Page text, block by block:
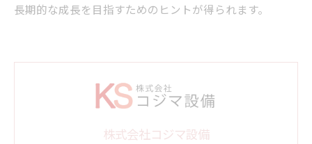
長期的な成長を目指すためのヒントが得られます。
株式会社コジマ設備